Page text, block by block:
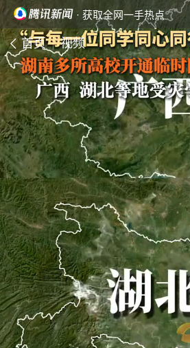
· 获取全网一手热点
首页 视频